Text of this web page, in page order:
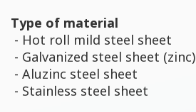
Type of material
- Hot roll mild steel sheet
- Galvanized steel sheet (zinc)
- Aluzinc steel sheet
- Stainless steel sheet